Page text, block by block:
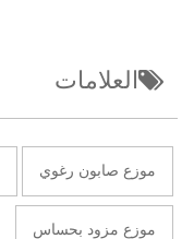
العلامات
موزع صابون رغوي
موزع مزود بحساس